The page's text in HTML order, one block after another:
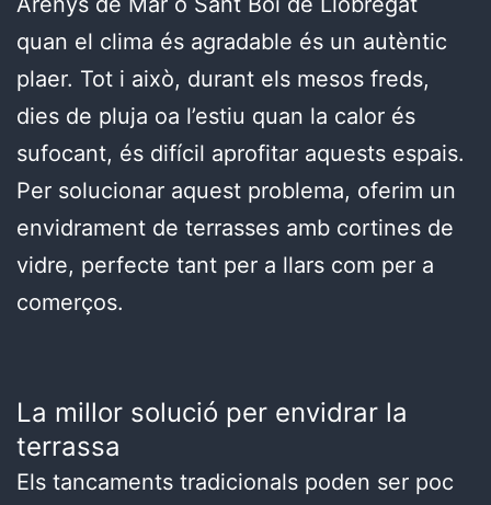
quan el clima és agradable és un autèntic
plaer. Tot i això, durant els mesos freds,
dies de pluja oa l’estiu quan la calor és
sufocant, és difícil aprofitar aquests espais.
Per solucionar aquest problema, oferim un
envidrament de terrasses amb cortines de
vidre, perfecte tant per a llars com per a
comerços.
La millor solució per envidrar la
terrassa
Els tancaments tradicionals poden ser poc